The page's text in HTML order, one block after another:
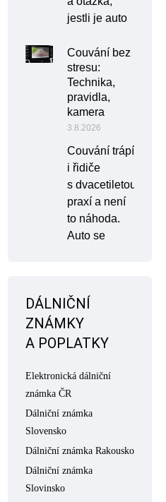
jestli je auto
Couvání bez
stresu:
Technika,
pravidla,
kamera
3.8.2026
Couvání trápí
i řidiče
s dvacetiletou
praxí a není
to náhoda.
Auto se
DÁLNIČNÍ
ZNÁMKY
A POPLATKY
Elektronická dálniční
známka ČR
Dálniční známka
Slovensko
Dálniční známka Rakousko
Dálniční známka
Slovinsko